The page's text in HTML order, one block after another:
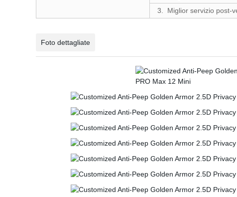
3. Miglior servizio post-
Foto dettagliate